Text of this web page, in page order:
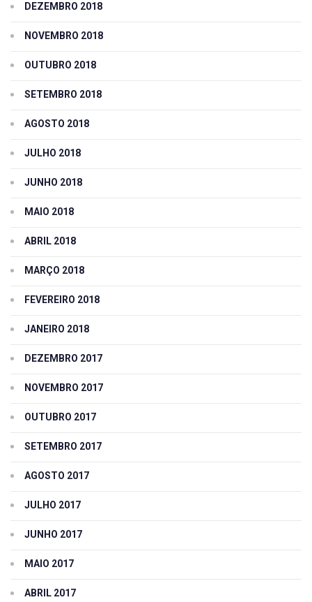
DEZEMBRO 2018
NOVEMBRO 2018
OUTUBRO 2018
SETEMBRO 2018
AGOSTO 2018
JULHO 2018
JUNHO 2018
MAIO 2018
ABRIL 2018
MARÇO 2018
FEVEREIRO 2018
JANEIRO 2018
DEZEMBRO 2017
NOVEMBRO 2017
OUTUBRO 2017
SETEMBRO 2017
AGOSTO 2017
JULHO 2017
JUNHO 2017
MAIO 2017
ABRIL 2017